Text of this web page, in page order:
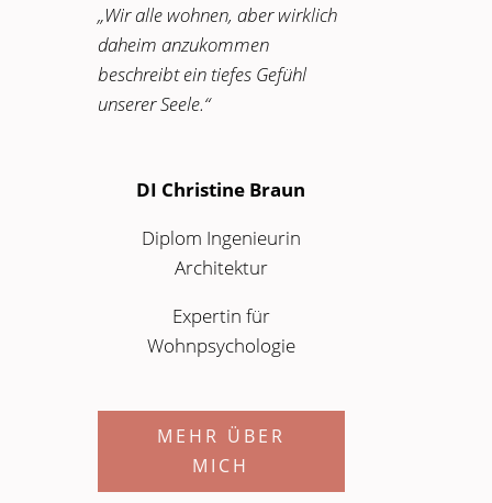
„Wir alle wohnen, aber wirklich
daheim anzukommen
beschreibt ein tiefes Gefühl
unserer Seele.“
DI Christine Braun
Diplom Ingenieurin
Architektur
Expertin für
Wohnpsychologie
MEHR ÜBER
MICH